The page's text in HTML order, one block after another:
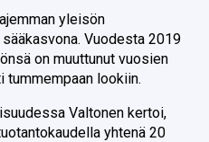
yleisön
Vuodesta 2019
on muuttunut vuosien
lookiin.
Valtonen kertoi,
yhtenä 20